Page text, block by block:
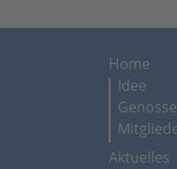
Home
Idee
Aktuelles